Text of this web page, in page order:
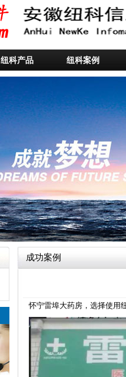
纽科产品 纽科案例
成功案例
怀宁雷埠大药房，选择使用